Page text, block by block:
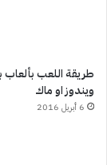
طريقة اللعب
ويندوز او ماك
6 أبريل 2016